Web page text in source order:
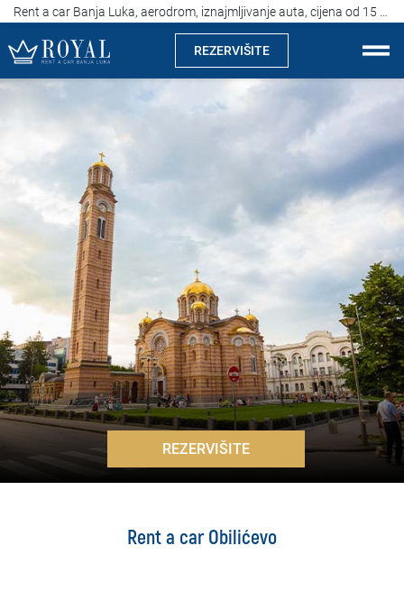
REZERVIŠITE
Rent a car Banja Luka
Izdvajamo
Iznajmljivanje vozila
Uslovi najma
Najčešća pitanja
Blog
> REZERVIŠITE
Rent a car Obilićevo